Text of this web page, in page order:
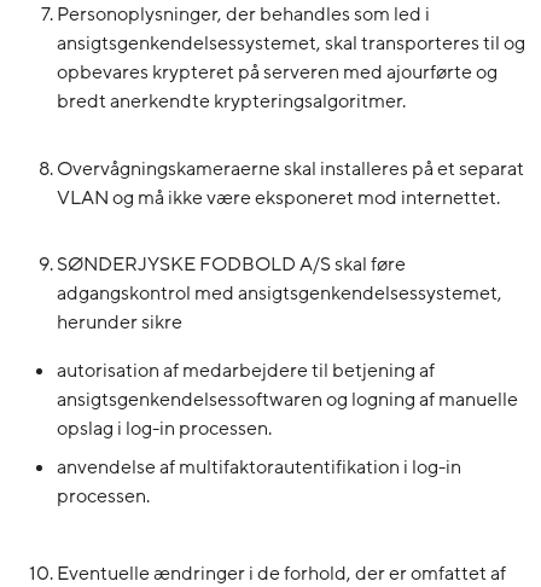
Personoplysninger, der behandles som led i
ansigtsgenkendelsessystemet, skal transporteres til og
opbevares krypteret på serveren med ajourførte og
bredt anerkendte krypteringsalgoritmer.
Overvågningskameraerne skal installeres på et separat
VLAN og må ikke være eksponeret mod internettet.
SØNDERJYSKE FODBOLD A/S skal føre
adgangskontrol med ansigtsgenkendelsessystemet,
herunder sikre
autorisation af medarbejdere til betjening af
ansigtsgenkendelsessoftwaren og logning af manuelle
opslag i log-in processen.
anvendelse af multifaktorautentifikation i log-in
processen.
Eventuelle ændringer i de forhold, der er omfattet af